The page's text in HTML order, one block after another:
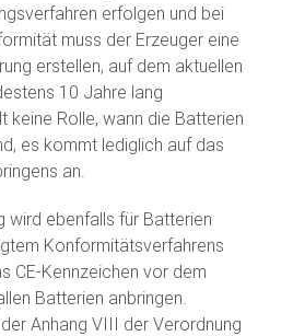
erfolgen und bei
muss der Erzeuger eine
erstellen, auf dem aktuellen
10 Jahre lang
keine Rolle, wann die Batterien
es kommt lediglich auf das
an.
wird ebenfalls für Batterien
Konformitätsverfahrens
CE-Kennzeichen vor dem
Batterien anbringen.
Anhang VIII der Verordnung